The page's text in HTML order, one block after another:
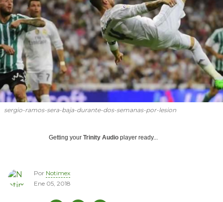
sergio-ramos-sera-baja-durante-dos-semanas-por-lesion
Getting your Trinity Audio player ready...
Por Notimex
Ene 05, 2018